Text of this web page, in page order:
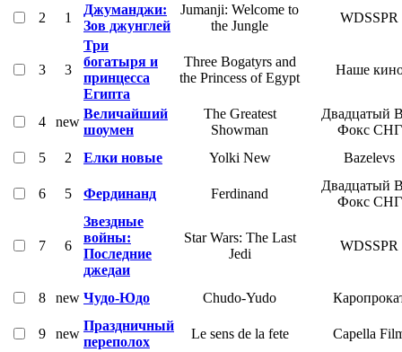
2
1
Джуманджи:
Зов джунглей
Jumanji: Welcome to
the Jungle
WDSSPR
3 3
Три
богатыря и
принцесса
Египта
Three Bogatyrs and
the Princess of Egypt
Наше
4 new
Величайший
шоумен
The Greatest
Showman
Двадцатый
Фокс СНГ
5
2 Елки новые Yolki New Bazelevs
6 5 Фердинанд Ferdinand
Двадцатый
Фокс СНГ
7 6
Звездные
войны:
Последние
джедаи
Star Wars: The Last
Jedi
WDSSPR
8 new Чудо-Юдо Chudo-Yudo
9 new
Праздничный
переполох
Le sens de la fete Capella